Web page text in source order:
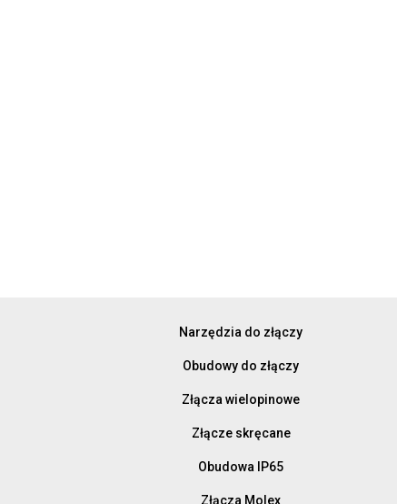
Narzędzia do złączy
Obudowy do złączy
Złącza wielopinowe
Złącze skręcane
Obudowa IP65
Złącza Molex